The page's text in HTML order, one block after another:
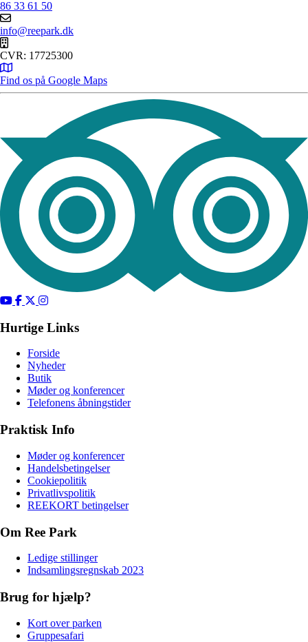
86 33 61 50
info@reepark.dk
CVR: 17725300
Find os på Google Maps
Hurtige Links
Forside
Nyheder
Butik
Møder og konferencer
Telefonens åbningstider
Praktisk Info
Møder og konferencer
Handelsbetingelser
Cookiepolitik
Privatlivspolitik
REEKORT betingelser
Om Ree Park
Ledige stillinger
Indsamlingsregnskab 2023
Brug for hjælp?
Kort over parken
Gruppesafari